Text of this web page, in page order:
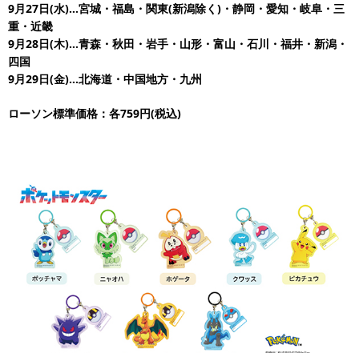
9月27日(水)…宮城・福島・関東(新潟除く)・静岡・愛知・岐阜・三
重・近畿
9月28日(木)…青森・秋田・岩手・山形・富山・石川・福井・新潟・
四国
9月29日(金)…北海道・中国地方・九州
ローソン標準価格：各759円(税込)